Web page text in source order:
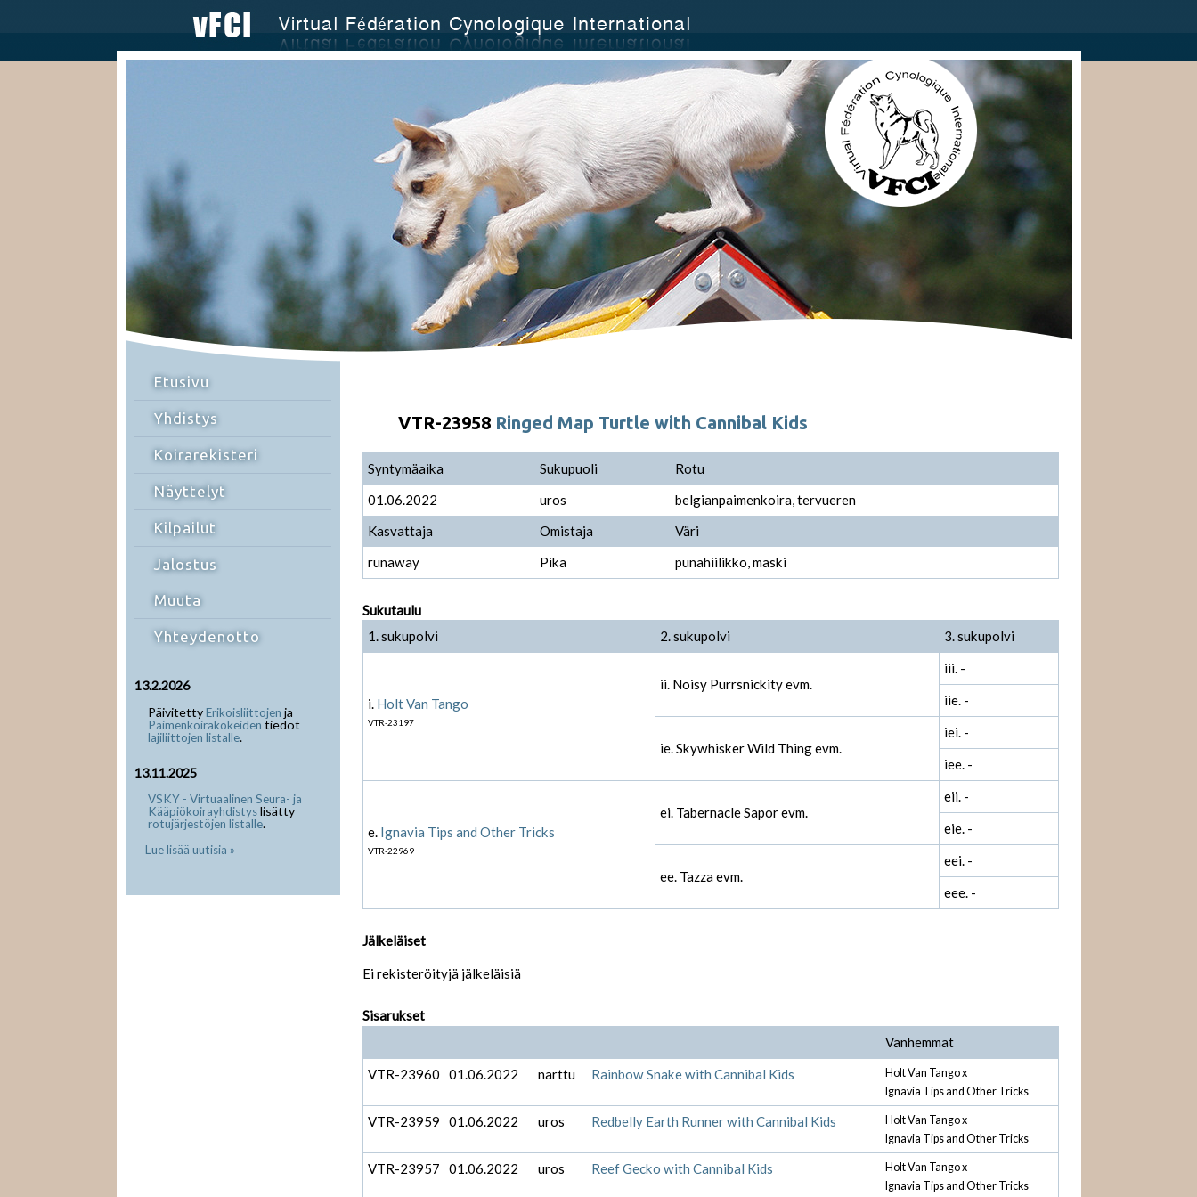
Etusivu
Yhdistys
Koirarekisteri
Näyttelyt
Kilpailut
Jalostus
Muuta
Yhteydenotto
13.2.2026
PäivitettyErikoisliittojen ja
Paimenkoirakokeiden tiedot
lajiliittojen listalle.
13.11.2025
VSKY - Virtuaalinen Seura- ja
Kääpiökoirayhdistyslisätty
rotujärjestöjen listalle.
Lue lisää uutisia »
VTR-23958 Ringed Map Turtle with Cannibal Kids
Syntymäaika Sukupuoli
Rotu
01.06.2022
uros
belgianpaimenkoira, tervueren
Kasvattaja
Omistaja
Väri
runaway
Pika punahiilikko, maski
Sukutaulu
1. sukupolvi
2. sukupolvi 3. sukupolvi
i. Holt Van Tango
VTR-23197
ii. Noisy Purrsnickity evm.
iii. -
iie. -
ie. Skywhisker Wild Thing evm.
iei. -
iee. -
e. Ignavia Tips and Other Tricks
VTR-22969
ei. Tabernacle Sapor evm.
eii. -
eie. -
ee. Tazza evm.
eei. -
eee. -
Jälkeläiset
Ei rekisteröityjä jälkeläisiä
Sisarukset
Vanhemmat
VTR-23960
01.06.2022 narttu Rainbow Snake with Cannibal Kids
Holt Van Tango x
Ignavia Tips and Other Tricks
VTR-23959 01.06.2022 uros Redbelly Earth Runner with Cannibal Kids
Holt Van Tango x
Ignavia Tips and Other Tricks
VTR-23957 01.06.2022 uros Reef Gecko with Cannibal Kids
Holt Van Tango x
Ignavia Tips and Other Tricks